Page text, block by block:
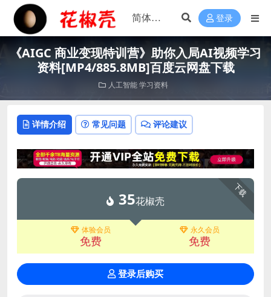
登录
《AIGC 商业变现特训营》助你入局AI视频学习
资料[MP4/885.8MB]百度云网盘下载
人工智能 学习资料
详情介绍 常见问题 评论建议
下载
35花椒壳
体验会员
免费
永久会员
免费
登录后购买